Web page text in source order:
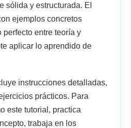
sólida y estructurada. El
ejemplos concretos
entre teoría y
aplicar lo aprendido de
instrucciones detalladas,
prácticos. Para
este tutorial, practica
trabaja en los